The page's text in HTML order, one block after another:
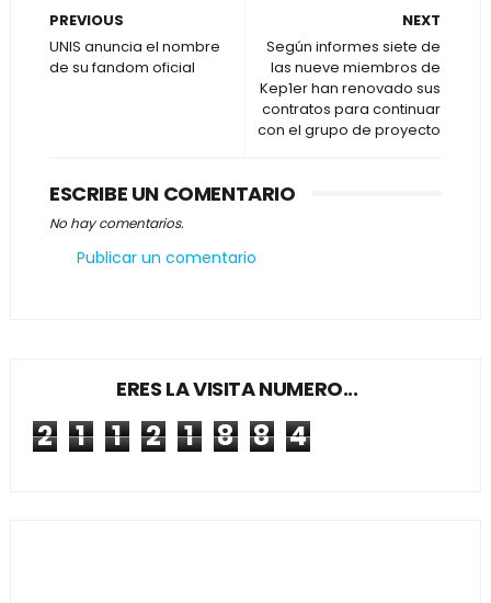
NEXT
Según informes siete de
las nueve miembros de
Kep1er han renovado sus
contratos para continuar
con el grupo de proyecto
PREVIOUS
UNIS anuncia el nombre
de su fandom oficial
ESCRIBE UN COMENTARIO
No hay comentarios.
Publicar un comentario
ERES LA VISITA NUMERO...
2 1 1 2 1 8 8 4